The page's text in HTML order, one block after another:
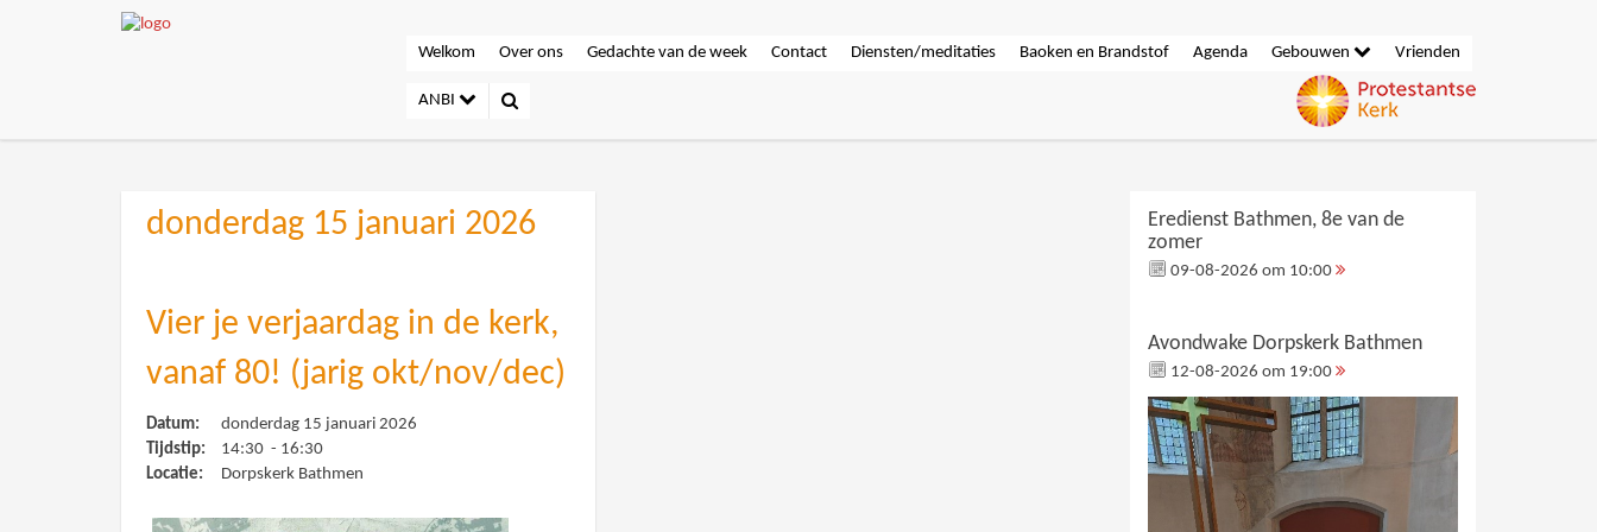
Welkom Over ons Gedachte van de week Contact Diensten/meditaties Baoken en Brandstof Agenda Gebouwen Vrienden
ANBI
donderdag 15 januari 2026
Vier je verjaardag in de kerk,
vanaf 80! (jarig okt/nov/dec)
Datum:
donderdag 15 januari 2026
Tijdstip:
14:30 - 16:30
Locatie:
Dorpskerk Bathmen
Eredienst Bathmen, 8e van de
zomer
09-08-2026 om 10:00
Avondwake Dorpskerk Bathmen
12-08-2026 om 19:00